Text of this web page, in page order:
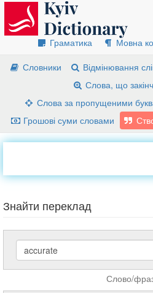
Граматика
Мовна
Словники
Відмінювання
Слова, що
Слова за пропущеними
Грошові суми словами
Знайти переклад
Слово/